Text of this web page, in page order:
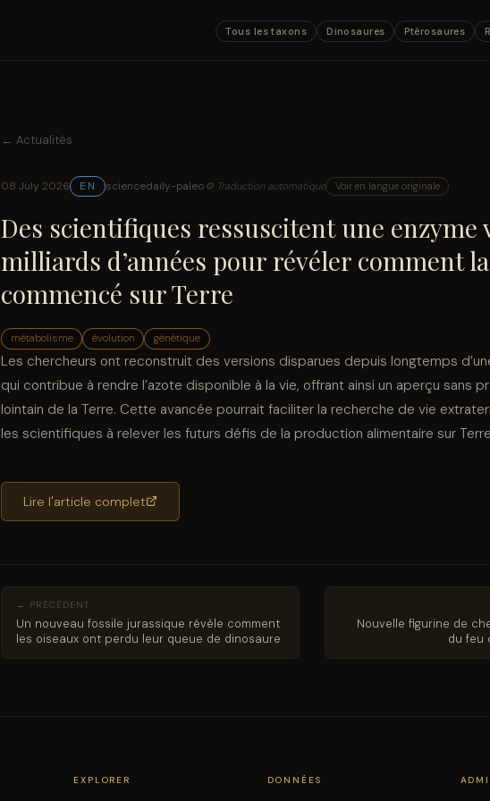
Tous les taxons Dinosaures Ptérosaures
← Actualités
08 July 2026 EN sciencedaily-paleo ⚙ Traduction automatique Voir en langue originale
Des scientifiques ressuscitent une enzyme
milliards d’années pour révéler comment
commencé sur Terre
métabolisme évolution génétique
Les chercheurs ont reconstruit des versions disparues depuis longtemps
qui contribue à rendre l’azote disponible à la vie, offrant ainsi un aperçu sans
lointain de la Terre. Cette avancée pourrait faciliter la recherche de vie
les scientifiques à relever les futurs défis de la production alimentaire sur
Lire l'article complet
← PRÉCÉDENT
Un nouveau fossile jurassique révèle comment
les oiseaux ont perdu leur queue de dinosaure
Nouvelle figurine de
du feu
EXPLORER DONNÉES